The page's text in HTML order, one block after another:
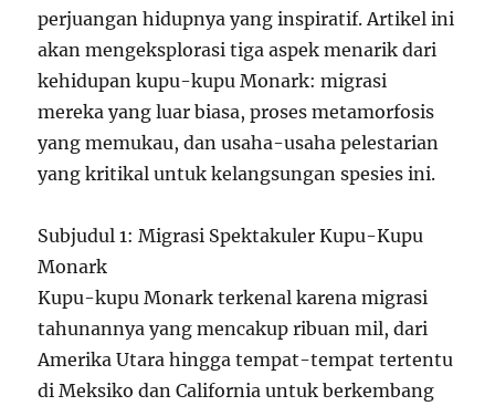
perjuangan hidupnya yang inspiratif. Artikel ini
akan mengeksplorasi tiga aspek menarik dari
kehidupan kupu-kupu Monark: migrasi
mereka yang luar biasa, proses metamorfosis
yang memukau, dan usaha-usaha pelestarian
yang kritikal untuk kelangsungan spesies ini.
Subjudul 1: Migrasi Spektakuler Kupu-Kupu
Monark
Kupu-kupu Monark terkenal karena migrasi
tahunannya yang mencakup ribuan mil, dari
Amerika Utara hingga tempat-tempat tertentu
di Meksiko dan California untuk berkembang